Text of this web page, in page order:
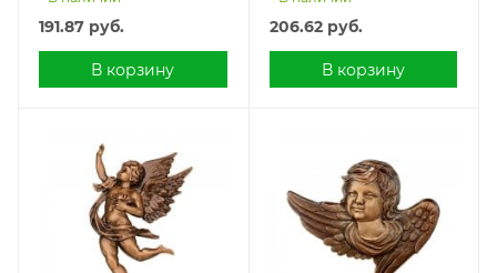
191.87 руб.
В корзину
206.62руб.
В корзину